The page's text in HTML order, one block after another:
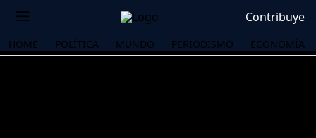
Contribuye
HOME POLÍTICA MUNDO PERIODISMO ECONOMÍA